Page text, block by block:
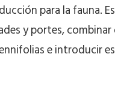
para la fauna.
y portes, combinar
e introducir